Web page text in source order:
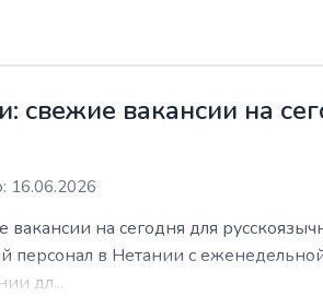
свежие вакансии на
16.06.2026
вакансии на сегодня для
персонал в Нетании с
дл...